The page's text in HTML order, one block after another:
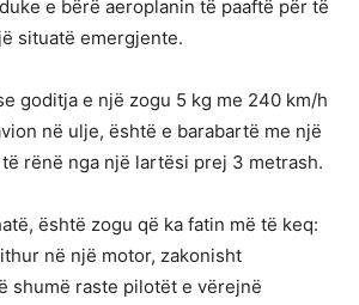
e bërë aeroplanin të paaftë për të
situatë emergjente.
goditja e një zogu 5 kg me 240 km/h
në ulje, është e barabartë me një
rënë nga një lartësi prej 3 metrash.
është zogu që ka fatin më të keq:
në një motor, zakonisht
shumë raste pilotët e vërejnë